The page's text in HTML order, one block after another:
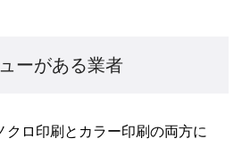
ーがある業者
クロ印刷とカラー印刷の両方に